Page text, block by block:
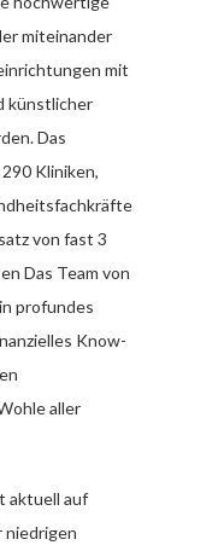
miteinander
mit
künstlicher
Das
Kliniken,
von fast 3
Das Team von
profundes
Know-
aller
aktuell auf
niedrigen